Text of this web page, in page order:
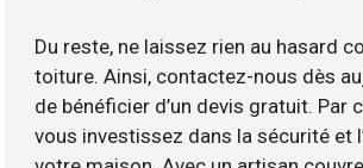
Du reste, ne laissez rien au hasard
toiture. Ainsi, contactez-nous dès
de bénéficier d’un devis gratuit. Par
vous investissez dans la sécurité et